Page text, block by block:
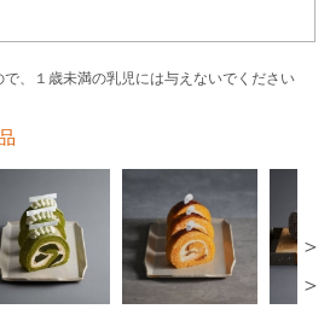
、１歳未満の乳児には与えないでください
＞